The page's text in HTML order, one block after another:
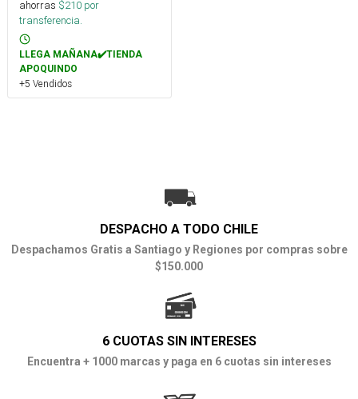
ahorras $210 por
transferencia.
LLEGA MAÑANA✔️TIENDA
APOQUINDO
+5 Vendidos
DESPACHO A TODO CHILE
Despachamos Gratis a Santiago y Regiones por compras sobre
$150.000
6 CUOTAS SIN INTERESES
Encuentra + 1000 marcas y paga en 6 cuotas sin intereses